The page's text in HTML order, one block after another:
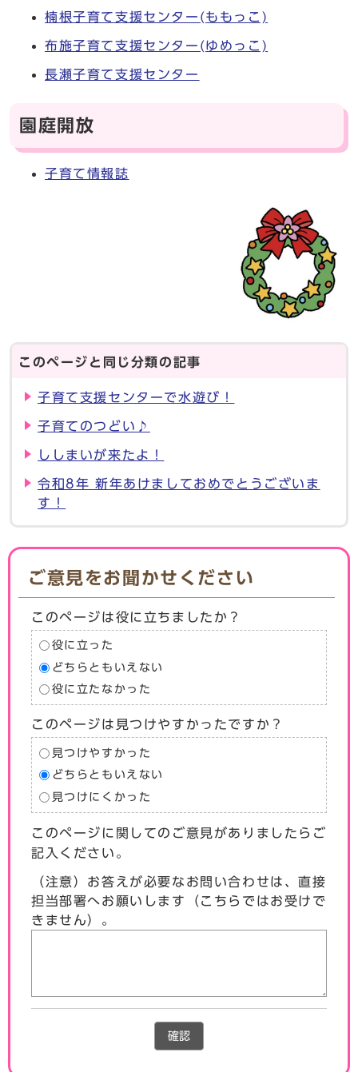
楠根子育て支援センター(ももっこ)
布施子育て支援センター(ゆめっこ)
長瀬子育て支援センター
園庭開放
子育て情報誌
このページと同じ分類の記事
子育て支援センターで水遊び！
子育てのつどい♪
ししまいが来たよ！
令和8年 新年あけましておめでとうございま
す！
ご意見をお聞かせください
このページは役に立ちましたか？
役に立った
どちらともいえない
役に立たなかった
このページは見つけやすかったですか？
見つけやすかった
どちらともいえない
見つけにくかった
このページに関してのご意見がありましたらご
記入ください。
（注意）お答えが必要なお問い合わせは、直接
担当部署へお願いします（こちらではお受けで
きません）。
確認